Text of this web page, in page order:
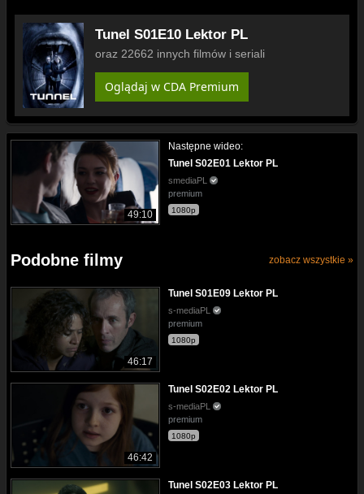
Tunel S01E10 Lektor PL
oraz 22662 innych filmów i seriali
Oglądaj w CDA Premium
49:10
Następne wideo:
Tunel S02E01 Lektor PL
smediaPL
premium
1080p
Podobne filmy zobacz wszystkie »
46:17
Tunel S01E09 Lektor PL
s-mediaPL
premium
1080p
46:42
Tunel S02E02 Lektor PL
s-mediaPL
premium
1080p
Tunel S02E03 Lektor PL